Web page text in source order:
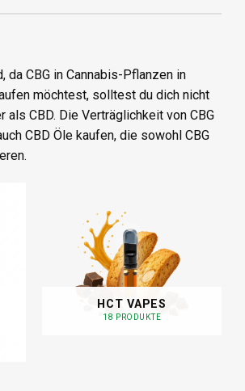
CBG in Cannabis-Pflanzen in
möchtest, solltest du dich nicht
CBD. Die Verträglichkeit von CBG
CBD Öle kaufen, die sowohl CBG
HCT VAPES
18 PRODUKTE